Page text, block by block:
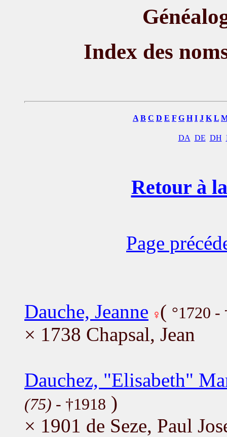
Index des
A B C D E F G H I J K L
DA DE DH
Retour à
Page
Dauche, Jeanne ( °1720 -
× 1738 Chapsal, Jean
Dauchez, "Elisabeth"
(75) - †1918 )
× 1901 de Seze, Paul